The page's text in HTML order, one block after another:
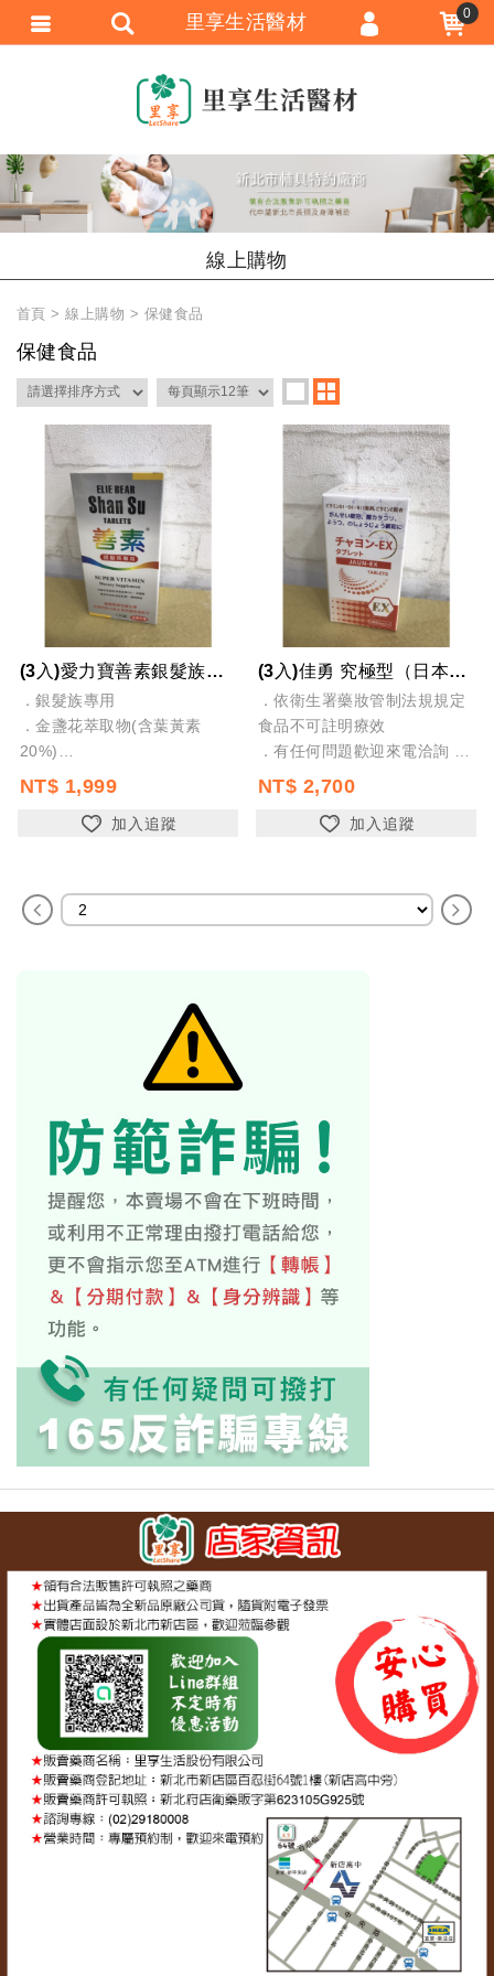
線上購物
首頁 線上購物 保健食品
保健食品
(3入)愛力寶善素銀髮族綜合維他命130錠 全素 全新公司貨
．銀髮族專用
．金盞花萃取物(含葉黃素
20%)
．紅麴粉
．蕃茄萃取物(含茄紅素)
．依衛生署藥妝管制法規規定
．愛力寶公...
NT$ 1,999
加入追蹤
(3入)佳勇 究極型（日本製）維他命B群 EX膜衣錠 食品120粒（含維生素B1...
．依衛生署藥妝管制法規規定
食品不可註明療效
．有任何問題歡迎來電洽詢
．愛力寶公司貨
．合法經營安心購買
NT$ 2,700
加入追蹤
里享生活醫材 0
會員註冊
忘記密碼
訂單查詢
匯款通知